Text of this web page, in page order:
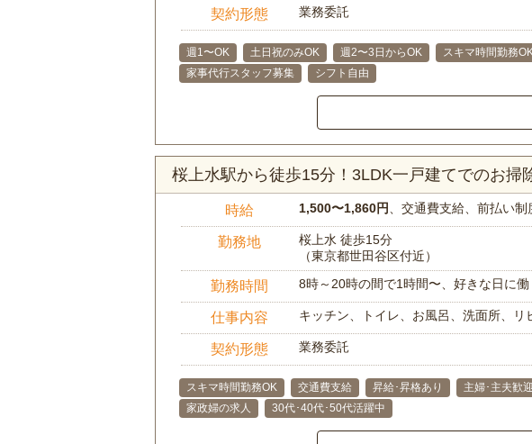
契約形態 業務委託
週1〜OK 土日祝のみOK 週2〜3日からOK スキマ時間勤務OK
家事代行スタッフ募集
シフト自由
桜上水駅から徒歩15分！3LDK一戸建てでのお掃
時給 1,500〜1,860円 、交通費支給、前払い制
勤務地
桜上水 徒歩15分
（東京都世田谷区付近）
勤務時間 8時～20時の間で1時間〜、好きな日に
仕事内容 キッチン、トイレ、お風呂、洗面所、リ
契約形態 業務委託
スキマ時間勤務OK 交通費支給 昇給･昇格あり 主婦･主夫歓迎
家政婦の求人
30代･40代･50代活躍中